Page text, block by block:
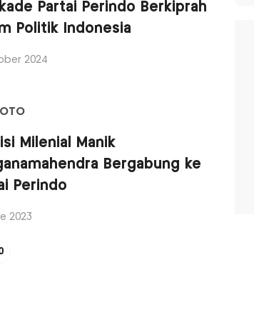
Partai Perindo Berkiprah
Politik Indonesia
2024
Milenial Manik
Bergabung ke
Perindo
2023